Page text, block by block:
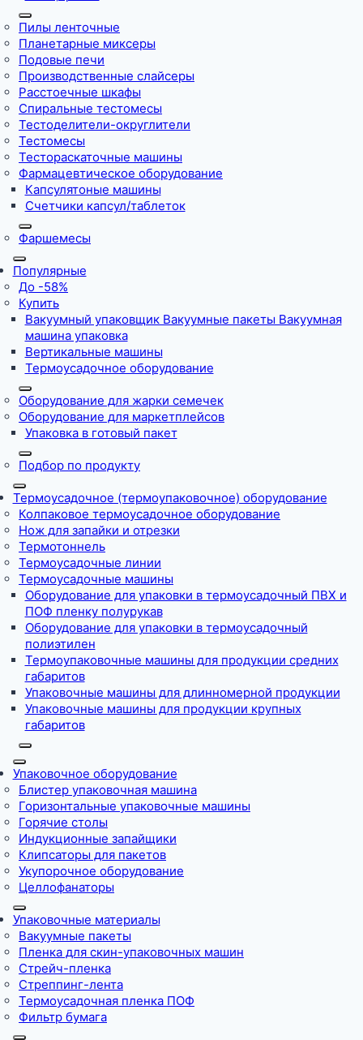
Пилы ленточные
Планетарные миксеры
Подовые печи
Производственные слайсеры
Расстоечные шкафы
Спиральные тестомесы
Тестоделители-округлители
Тестомесы
Тестораскаточные машины
Фармацевтическое оборудование
Капсулятоные машины
Счетчики капсул/таблеток
Фаршемесы
Популярные
До -58%
Купить
Вакуумный упаковщик Вакуумные пакеты Вакуумная
машина упаковка
Вертикальные машины
Термоусадочное оборудование
Оборудование для жарки семечек
Оборудование для маркетплейсов
Упаковка в готовый пакет
Подбор по продукту
Термоусадочное (термоупаковочное) оборудование
Колпаковое термоусадочное оборудование
Нож для запайки и отрезки
Термотоннель
Термоусадочные линии
Термоусадочные машины
Оборудование для упаковки в термоусадочный ПВХ и
ПОФ пленку полурукав
Оборудование для упаковки в термоусадочный
полиэтилен
Термоупаковочные машины для продукции средних
габаритов
Упаковочные машины для длинномерной продукции
Упаковочные машины для продукции крупных
габаритов
Упаковочное оборудование
Блистер упаковочная машина
Горизонтальные упаковочные машины
Горячие столы
Индукционные запайщики
Клипсаторы для пакетов
Укупорочное оборудование
Целлофанаторы
Упаковочные материалы
Вакуумные пакеты
Пленка для скин-упаковочных машин
Стрейч-пленка
Стреппинг-лента
Термоусадочная пленка ПОФ
Фильтр бумага